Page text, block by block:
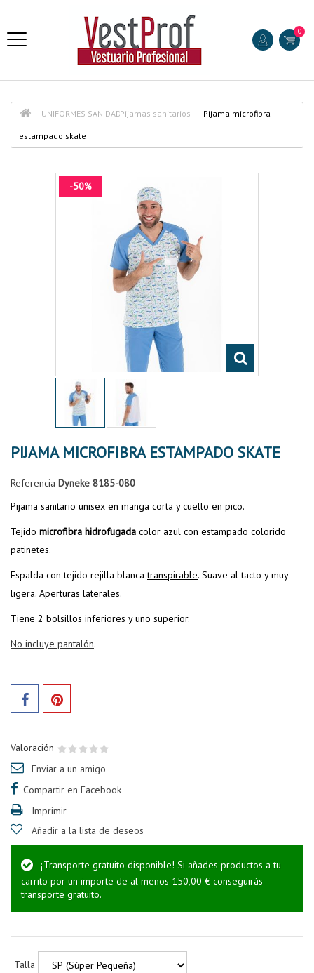
0
UNIFORMES SANIDADPijamas sanitarios Pijama microfibra
estampado skate
-50%
PIJAMA MICROFIBRA ESTAMPADO SKATE
Referencia Dyneke 8185-080
Pijama sanitario unisex en manga corta y cuello en pico.
Tejido microfibra hidrofugada color azul con estampado colorido
patinetes.
Espalda con tejido rejilla blancatranspirable. Suave al tacto y muy
ligera. Aperturas laterales.
Tiene 2 bolsillos inferiores y uno superior.
No incluye pantalón.
Valoración
Enviar a un amigo
Compartir en Facebook
Imprimir
Añadir a la lista de deseos
¡Transporte gratuito disponible! Si añades productos a tu
carrito por un importe de al menos 150,00 € conseguirás
transporte gratuito.
Talla